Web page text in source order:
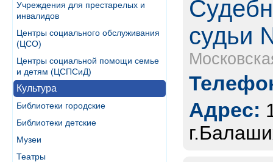
Учреждения для престарелых и
инвалидов
Центры социального обслуживания
(ЦСО)
Центры социальной помощи семье
и детям (ЦСПСиД)
Культура
Библиотеки городские
Библиотеки детские
Музеи
Театры
судьи
Адрес: